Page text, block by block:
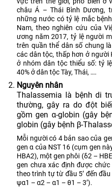
châu Á – Thái Bình Dương,
những nước có tỷ lệ mắc
Nam, theo nghiên cứu của
ương năm 2017, tỷ lệ người
trên quần thể dân số chung
các dân tộc, thấp hơn ở người
ở nhóm dân tộc thiểu số: tỷ
40% ở dân tộc Tày, Thái, ….
Nguyên nhân
Thalassemia là bệnh di
thường, gây ra do đột
gồm gen α-globin (gây
globin (gây bệnh β-
Mỗi người có 4 bản sao của
gen α của NST 16 (cụm gen
HBA2), một gen phôi (δ2 –
gen chưa xác định được
theo trình tự từ đầu 5’ đến
ψα1 – α2 – α1 – θ1 – 3’).